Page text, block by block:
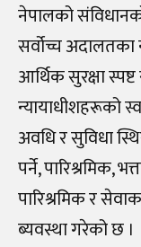
नेपालको
सर्वोच्च अदालतका
आर्थिक सुरक्षा
न्यायाधीशहरूको
अवधि र सुविधा
पर्ने, पारिश्रमिक,
पारिश्रमिक र
ब्यवस्था गरेको छ ।